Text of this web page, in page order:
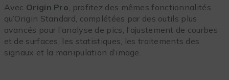
Avec Origin Pro , profitez des mêmes fonctionnalités
qu’Origin Standard, complétées par des outils plus
avancés pour l’analyse de pics, l’ajustement de courbes
et de surfaces, les statistiques, les traitements des
signaux et la manipulation d’image.